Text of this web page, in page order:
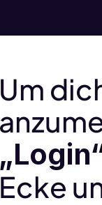
Um
Ecke